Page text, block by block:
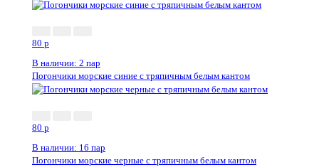
80 p
В наличии: 2 пар
Погончики морские синие с тряпичным белым кантом
80 p
В наличии: 16 пар
Погончики морские черные с тряпичным белым кантом